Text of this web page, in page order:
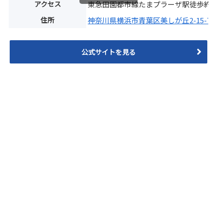
アクセス 東急田園都市線たまプラーザ駅徒歩約2
住所 神奈川県横浜市青葉区美しが丘2-15-7
公式サイトを見る